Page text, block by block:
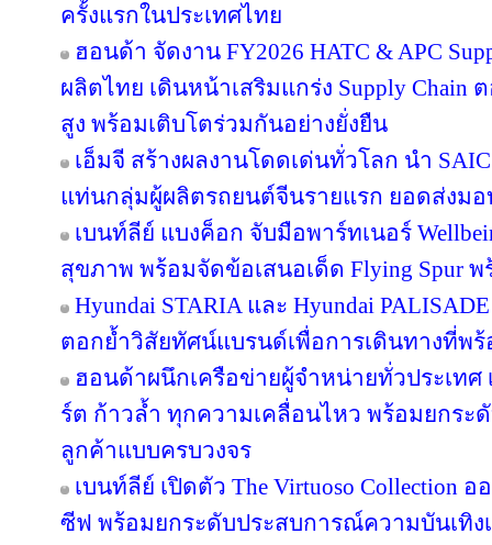
ครั้งแรกในประเทศไทย
ฮอนด้า จัดงาน FY2026 HATC & APC
ผลิตไทย เดินหน้าเสริมแกร่ง Supply
สูง พร้อมเติบโตร่วมกันอย่างยั่งยืน
เอ็มจี สร้างผลงานโดดเด่นทั่วโลก นำ
แท่นกลุ่มผู้ผลิตรถยนต์จีนรายแรก ยอดส่งม
เบนท์ลีย์ แบงค็อก จับมือพาร์ทเนอร์
สุขภาพ พร้อมจัดข้อเสนอเด็ด Flying Spur
Hyundai STARIA และ Hyundai
ตอกย้ำวิสัยทัศน์แบรนด์เพื่อการเดินทางที่พ
ฮอนด้าผนึกเครือข่ายผู้จำหน่ายทั่วประเทศ
ร์ต ก้าวล้ำ ทุกความเคลื่อนไหว พร้อมยกร
ลูกค้าแบบครบวงจร
เบนท์ลีย์ เปิดตัว The Virtuoso Collection
ซีฟ พร้อมยกระดับประสบการณ์ความบันเทิง